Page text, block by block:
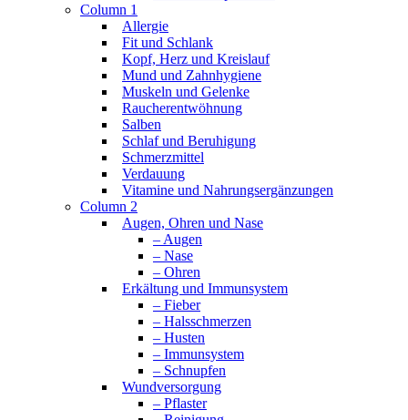
Column 1
Allergie
Fit und Schlank
Kopf, Herz und Kreislauf
Mund und Zahnhygiene
Muskeln und Gelenke
Raucherentwöhnung
Salben
Schlaf und Beruhigung
Schmerzmittel
Verdauung
Vitamine und Nahrungsergänzungen
Column 2
Augen, Ohren und Nase
– Augen
– Nase
– Ohren
Erkältung und Immunsystem
– Fieber
– Halsschmerzen
– Husten
– Immunsystem
– Schnupfen
Wundversorgung
– Pflaster